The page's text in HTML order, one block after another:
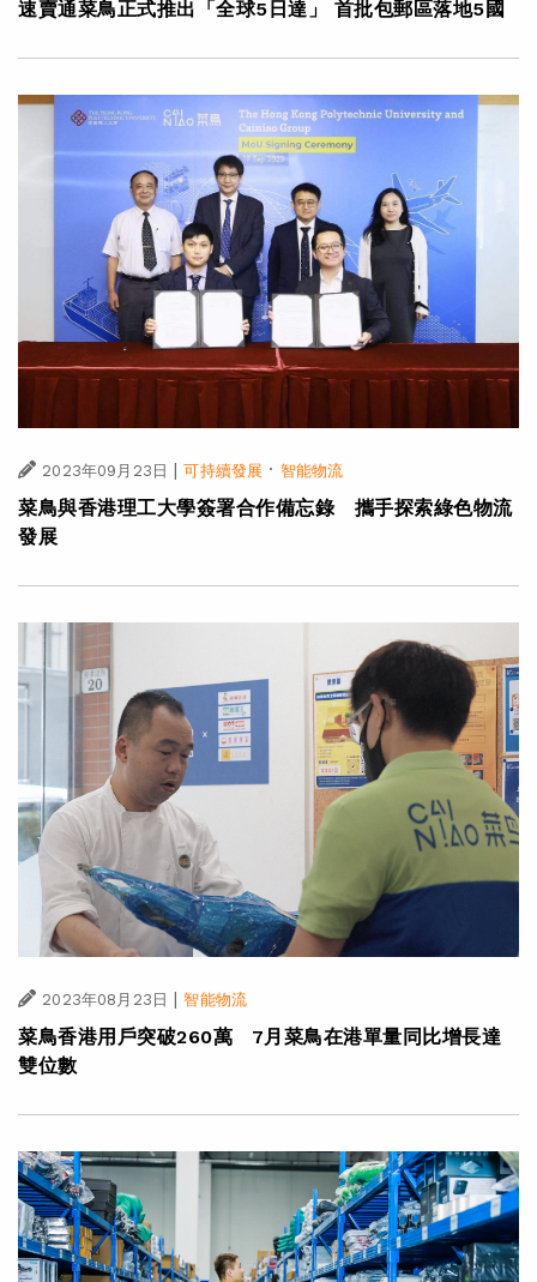
速賣通菜鳥正式推出「全球5日達」 首批包郵區落地5國
2023年09月23日 | 可持續發展 · 智能物流
菜鳥與香港理工大學簽署合作備忘錄 攜手探索綠色物流
發展
2023年08月23日 | 智能物流
菜鳥香港用戶突破260萬 7月菜鳥在港單量同比增長達
雙位數